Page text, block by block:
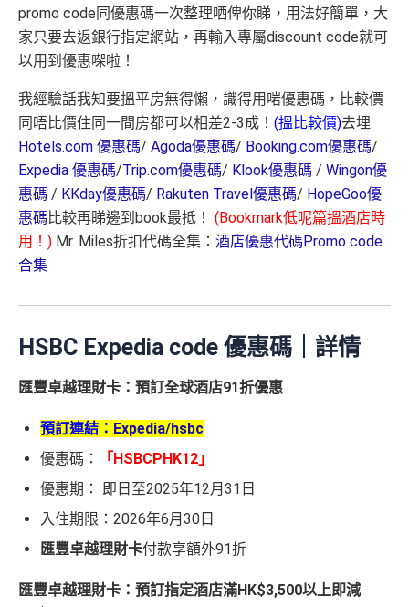
promo code同優惠碼一次整理哂俾你睇，用法好簡單，大
家只要去返銀行指定網站，再輸入專屬discount code就可
以用到優惠㗎啦！
我經驗話我知要搵平房無得懶，識得用啱優惠碼，比較價
同唔比價住同一間房都可以相差2-3成！ (搵比較價)去埋
Hotels.com 優惠碼/ Agoda優惠碼/ Booking.com優惠碼/
Expedia 優惠碼/Trip.com優惠碼/ Klook優惠碼 / Wingon優
惠碼 / KKday優惠碼/ Rakuten Travel優惠碼/ HopeGoo優
惠碼比較再睇邊到book最抵！ (Bookmark低呢篇搵酒店時
用！) Mr. Miles折扣代碼全集： 酒店優惠代碼Promo code
合集
HSBC Expedia code 優惠碼｜詳情
匯豐卓越理財卡：預訂全球酒店91折優惠
預訂連結： Expedia/hsbc
優惠碼：
「HSBCPHK12」
優惠期： 即日至2025年12月31日
入住期限：2026年6月30日
匯豐卓越理財卡付款享額外91折
匯豐卓越理財卡：預訂指定酒店滿HK$3,500以上即減